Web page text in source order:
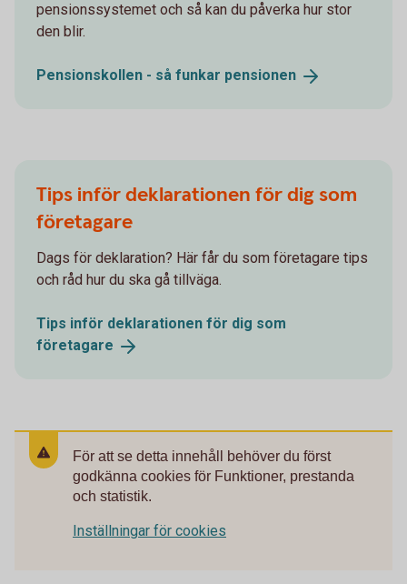
pensionssystemet och så kan du påverka hur stor
den blir.
Pensionskollen - så funkar pensionen
Tips inför deklarationen för dig som
företagare
Dags för deklaration? Här får du som företagare tips
och råd hur du ska gå tillväga.
Tips inför deklarationen för dig som
företagare
För att se detta innehåll behöver du först
godkänna cookies för Funktioner, prestanda
och statistik.
Inställningar för cookies